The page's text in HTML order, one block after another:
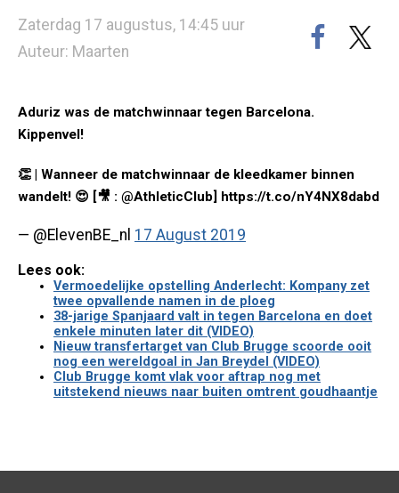
Zaterdag 17 augustus, 14:45 uur
Auteur: Maarten
Aduriz was de matchwinnaar tegen Barcelona.
Kippenvel!
👏 | Wanneer de matchwinnaar de kleedkamer binnen
wandelt! 😍 [🎥 : @AthleticClub] https://t.co/nY4NX8dabd
— @ElevenBE_nl 17 August 2019
Lees ook:
Vermoedelijke opstelling Anderlecht: Kompany zet
twee opvallende namen in de ploeg
38-jarige Spanjaard valt in tegen Barcelona en doet
enkele minuten later dit (VIDEO)
Nieuw transfertarget van Club Brugge scoorde ooit
nog een wereldgoal in Jan Breydel (VIDEO)
Club Brugge komt vlak voor aftrap nog met
uitstekend nieuws naar buiten omtrent goudhaantje